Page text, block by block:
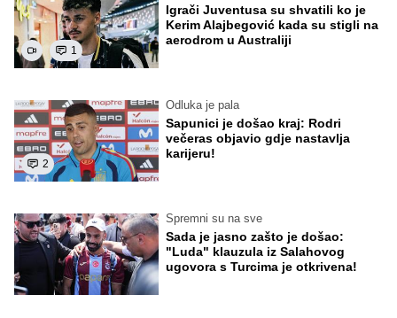
1
Igrači Juventusa su shvatili ko je
Kerim Alajbegović kada su stigli na
aerodrom u Australiji
2
Odluka je pala
Sapunici je došao kraj: Rodri
večeras objavio gdje nastavlja
karijeru!
Spremni su na sve
Sada je jasno zašto je došao:
"Luda" klauzula iz Salahovog
ugovora s Turcima je otkrivena!